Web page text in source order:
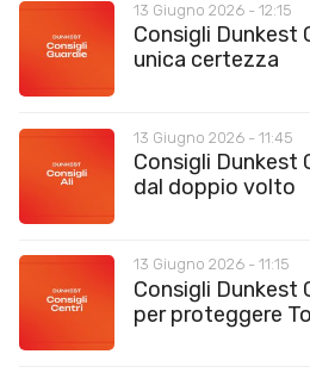
13 Giugno 2026 - 12:15
Consigli Dunkest
unica certezza
13 Giugno 2026 - 11:45
Consigli Dunkest
dal doppio volto
13 Giugno 2026 - 11:15
Consigli Dunkest
per proteggere